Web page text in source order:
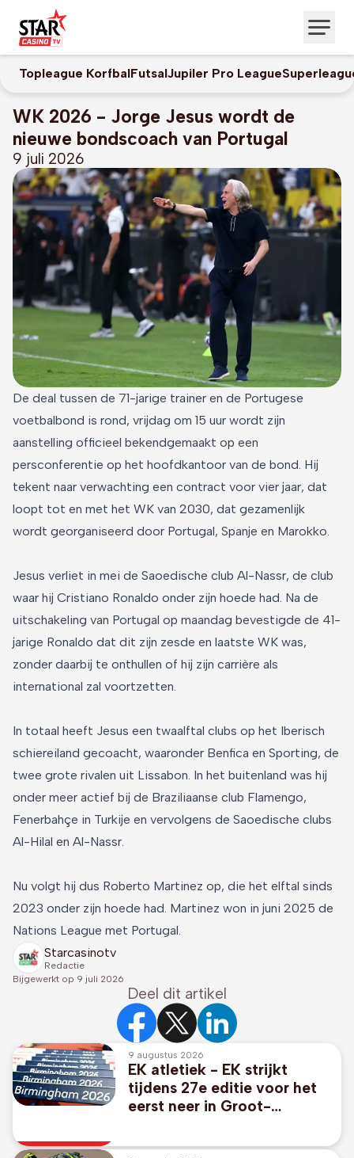
Topleague KorfbalFutsalJupiler Pro League
WK 2026 - Jorge Jesus wordt de
nieuwe bondscoach van Portugal
9 juli 2026
De deal tussen de 71-jarige trainer en de Portugese
voetbalbond is rond, vrijdag om 15 uur wordt zijn
aanstelling officieel bekendgemaakt op een
persconferentie op het hoofdkantoor van de bond. Hij
tekent naar verwachting een contract voor vier jaar, dat
loopt tot en met het WK van 2030, dat gezamenlijk
wordt georganiseerd door Portugal, Spanje en Marokko.
Jesus verliet in mei de Saoedische club Al-Nassr, de club
waar hij Cristiano Ronaldo onder zijn hoede had. Na de
uitschakeling van Portugal op maandag bevestigde de 41-
jarige Ronaldo dat dit zijn zesde en laatste WK was,
zonder daarbij te onthullen of hij zijn carrière als
international zal voortzetten.
In totaal heeft Jesus een twaalftal clubs op het Iberisch
schiereiland gecoacht, waaronder Benfica en Sporting, de
twee grote rivalen uit Lissabon. In het buitenland was hij
onder meer actief bij de Braziliaanse club Flamengo,
Fenerbahçe in Turkije en vervolgens de Saoedische clubs
Al-Hilal en Al-Nassr.
Nu volgt hij dus Roberto Martinez op, die het elftal sinds
2023 onder zijn hoede had. Martinez won in juni 2025 de
Nations League met Portugal.
Starcasinotv
Redactie
Bijgewerkt op 9 juli 2026
Deel dit artikel
9 augustus 2026
EK atletiek - EK strijkt
tijdens 27e editie voor het
eerst neer in Groot-